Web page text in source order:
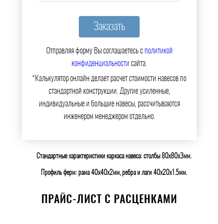
Отправляя форму Вы соглашаетесь сполитикой
конфиденциальности сайта.
*Калькулятор онлайн делает расчет стоимости навесов по
стандартной конструкции. Другие усиленные,
индивидуальные и большие навесы, рассчитываются
инженером менеджером отдельно.
Стандартные характеристики каркаса навеса: столбы 80х80х3мм.
Профиль ферм: рама 40х40х2мм, ребра и лаги 40х20х1.5мм.
ПРАЙС-ЛИСТ С РАСЦЕНКАМИ